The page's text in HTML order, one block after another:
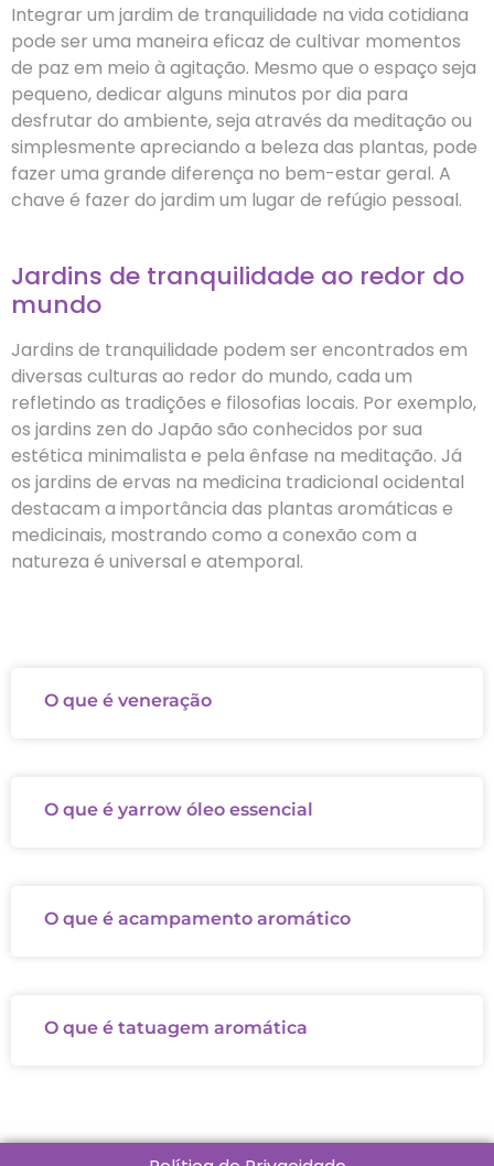
Integrar um jardim de tranquilidade na vida cotidiana
pode ser uma maneira eficaz de cultivar momentos
de paz em meio à agitação. Mesmo que o espaço seja
pequeno, dedicar alguns minutos por dia para
desfrutar do ambiente, seja através da meditação ou
simplesmente apreciando a beleza das plantas, pode
fazer uma grande diferença no bem-estar geral. A
chave é fazer do jardim um lugar de refúgio pessoal.
Jardins de tranquilidade ao redor do
mundo
Jardins de tranquilidade podem ser encontrados em
diversas culturas ao redor do mundo, cada um
refletindo as tradições e filosofias locais. Por exemplo,
os jardins zen do Japão são conhecidos por sua
estética minimalista e pela ênfase na meditação. Já
os jardins de ervas na medicina tradicional ocidental
destacam a importância das plantas aromáticas e
medicinais, mostrando como a conexão com a
natureza é universal e atemporal.
O que é veneração
O que é yarrow óleo essencial
O que é acampamento aromático
O que é tatuagem aromática